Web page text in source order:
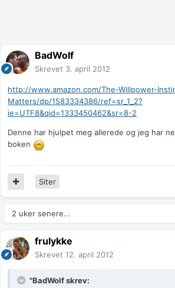
BadWolf
Skrevet 3. april 2012
http://www.amazon.com/The-Willpower-
Matters/dp/1583334386/ref=sr_1_2?
ie=UTF8&qid=1333450462&sr=8-2
Denne har hjulpet meg allerede og jeg har
boken
Siter
2 uker senere...
frulykke
Skrevet 12. april 2012
"BadWolf skrev: